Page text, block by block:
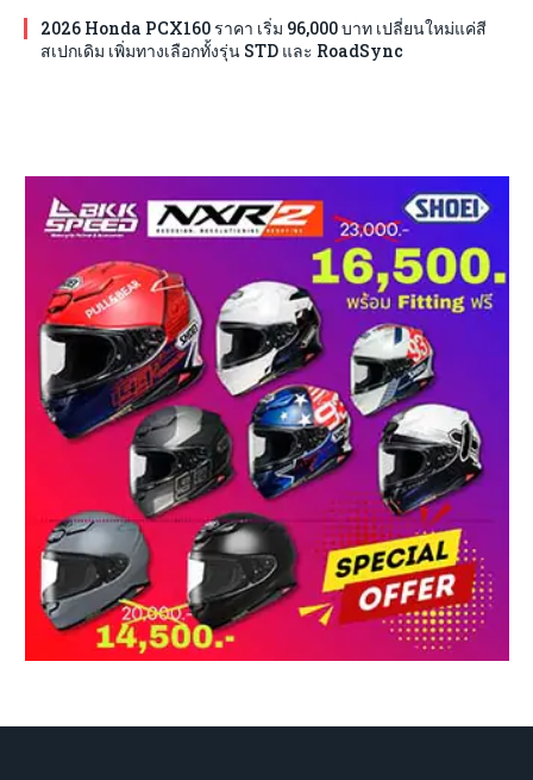
2026 Honda PCX160 ราคา เริ่ม 96,000 บาท เปลี่ยนใหม่แค่สี
สเปกเดิม เพิ่มทางเลือกทั้งรุ่น STD และ RoadSync